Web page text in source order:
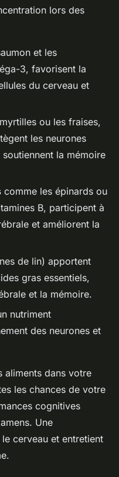
lors des
et les
3, favorisent la
du cerveau et
ou les fraises,
les neurones
la mémoire
comme les épinards ou
B, participent à
et améliorent la
de lin) apportent
gras essentiels,
et la mémoire.
nutriment
des neurones et
aliments dans votre
les chances de votre
cognitives
Une
cerveau et entretient